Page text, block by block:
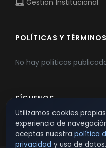
Gestión Institucional
POLÍTICAS Y TÉRMINOS
No hay políticas
SÍGUENOS
Utilizamos cookies
experiencia de
aceptas nuestra política
privacidad y uso de datos.